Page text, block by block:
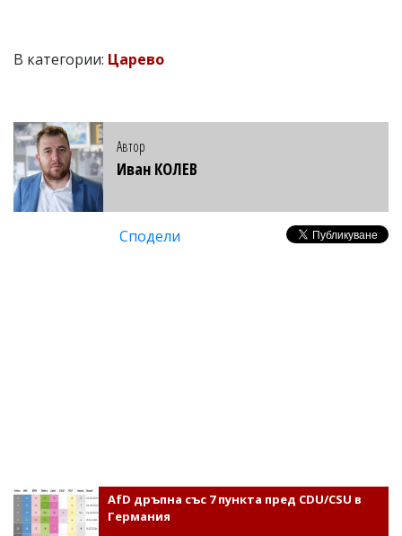
В категории: Царево
Автор
Иван КОЛЕВ
Сподели
AfD дръпна със 7 пункта пред CDU/CSU в
Германия